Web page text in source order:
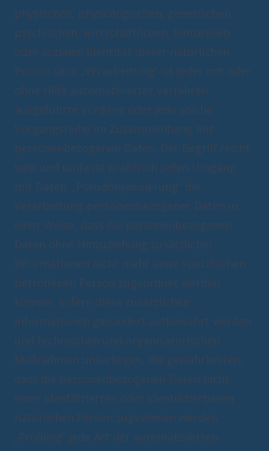
physischen, physiologischen, genetischen,
psychischen, wirtschaftlichen, kulturellen
oder sozialen Identität dieser natürlichen
Person sind. „Verarbeitung“ ist jeder mit oder
ohne Hilfe automatisierter Verfahren
ausgeführte Vorgang oder jede solche
Vorgangsreihe im Zusammenhang mit
personenbezogenen Daten. Der Begriff reicht
weit und umfasst praktisch jeden Umgang
mit Daten. „Pseudonymisierung“ die
Verarbeitung personenbezogener Daten in
einer Weise, dass die personenbezogenen
Daten ohne Hinzuziehung zusätzlicher
Informationen nicht mehr einer spezifischen
betroffenen Person zugeordnet werden
können, sofern diese zusätzlichen
Informationen gesondert aufbewahrt werden
und technischen und organisatorischen
Maßnahmen unterliegen, die gewährleisten,
dass die personenbezogenen Daten nicht
einer identifizierten oder identifizierbaren
natürlichen Person zugewiesen werden.
„Profiling“ jede Art der automatisierten